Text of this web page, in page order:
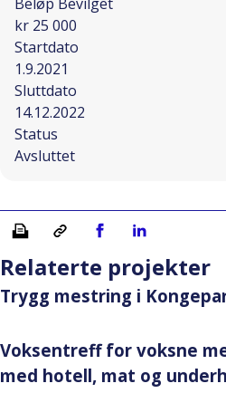
kr 25 000
Startdato
1.9.2021
Sluttdato
14.12.2022
Status
Avsluttet
Skriv ut Kopiera länkDel på Facebook
Del på Linkedin
Relaterte projekter
Trygg mestring i
Voksentreff for voksne
med hotell, mat og